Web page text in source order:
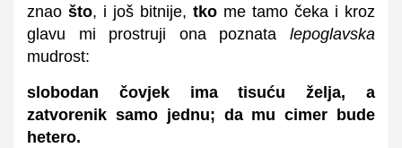
znao što, i još bitnije, tko me tamo čeka i kroz
glavu mi prostruji ona poznata lepoglavska
mudrost:
slobodan čovjek ima tisuću želja, a
zatvorenik samo jednu; da mu cimer bude
hetero.